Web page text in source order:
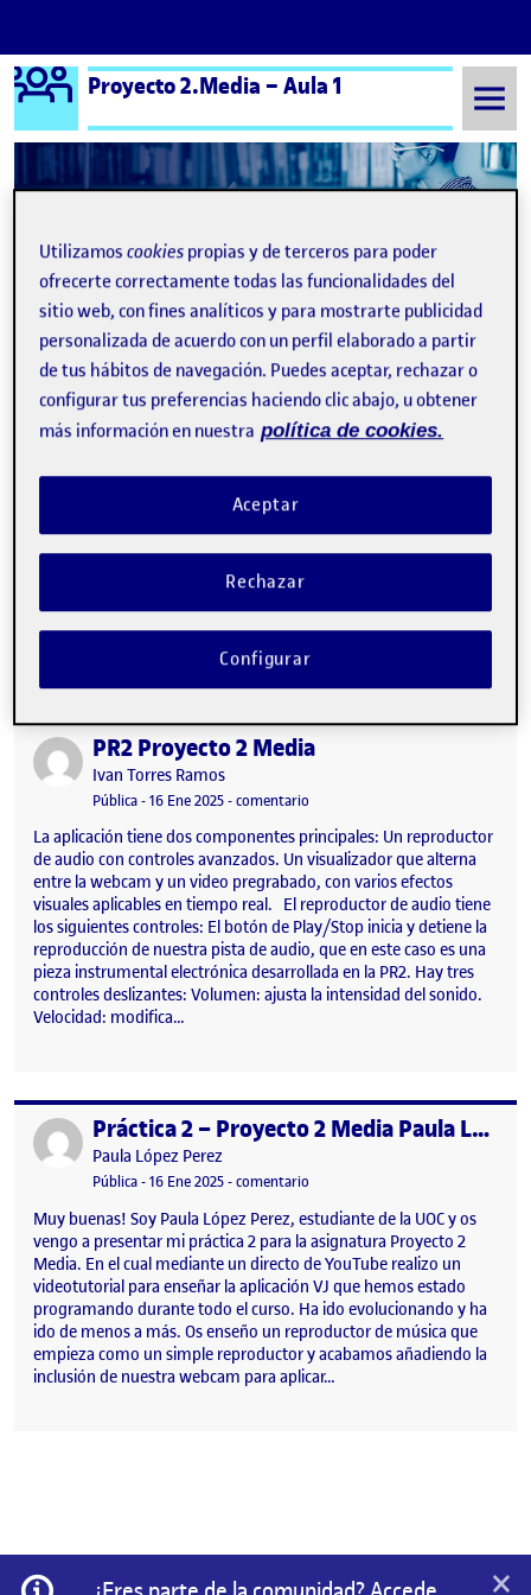
Saltar al contenido
Logo Ágora
Proyecto 2.Media – Aula 1
16 Enero, 2025
Publicado por
Publicado por
Daniela Giraldo Pardo
Visibilidad:
Pública - Fecha de publicación
16 Ene 2025 16 enero, 2025 11:35 pm
comentarioen PRA2 | Proyecto Media 2. |
proyecto final desarrollado para la PRA2 el cual es una aplicación
VJ interactiva desarrollada con HTML5 y JavaScript. Este
real. También integra la web cam en directo por lo que estos
efectos visuales también se le pueden aplicar a la cámara. La
aplicación incluye funcionalidades que permiten sincronizar los
efectos visuales con las características…
Publicado porPR2 Proyecto 2 Media
Publicado por
Ivan Torres Ramos
Visibilidad:
Pública-Fecha de publicación
16 Ene 202516 enero, 2025 10:41 pm
-comentario
La aplicación tiene dos componentes principales: Un reproductor
de audio con controles avanzados. Un visualizador que alterna
entre la webcam y un video pregrabado, con varios efectos
visuales aplicables en tiempo real. El reproductor de audio tiene
los siguientes controles: El botón de Play/Stop inicia y detiene la
reproducción de nuestra pista de audio, que en este caso es una
pieza instrumental electrónica desarrollada en la PR2. Hay tres
controles deslizantes: Volumen: ajusta la intensidad del sonido.
Velocidad: modifica…
Publicado por Práctica 2 – Proyecto 2 Media Paula López
Publicado por
Paula López Perez
Visibilidad:
Pública-Fecha de publicación
16 Ene 202516 enero, 2025 12:17 pm
-comentario
Muy buenas! Soy Paula López Perez, estudiante de la UOC y os
vengo a presentar mi práctica 2 para la asignatura Proyecto 2
Media. En el cual mediante un directo de YouTube realizo un
videotutorial para enseñar la aplicación VJ que hemos estado
programando durante todo el curso. Ha ido evolucionando y ha
ido de menos a más. Os enseño un reproductor de música que
empieza como un simple reproductor y acabamos añadiendo la
inclusión de nuestra webcam para aplicar…
Información ×
Utilizamoscookies propias y de terceros para poder
ofrecerte correctamente todas las funcionalidades del
sitio web, con fines analíticos y para mostrarte publicidad
personalizada de acuerdo con un perfil elaborado a partir
de tus hábitos de navegación. Puedes aceptar, rechazar o
configurar tus preferencias haciendo clic abajo, u obtener
más información en nuestra política de cookies.
Rechazar
Aceptar
Configurar